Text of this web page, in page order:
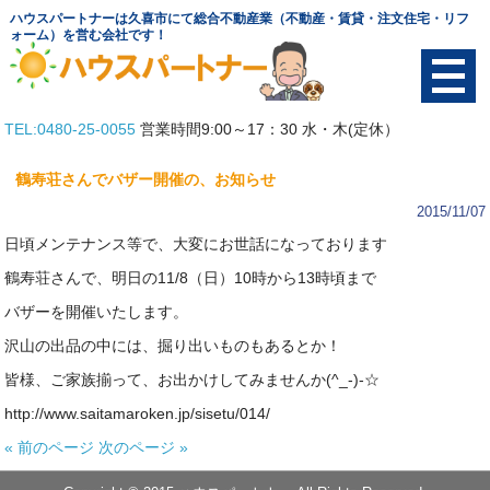
ハウスパートナーは久喜市にて総合不動産業（不動産・賃貸・注文住宅・リフ
ォーム）を営む会社です！
TEL:0480-25-0055 営業時間9:00～17：30 水・木(定休）
土地
賃貸
中古物件
テナント
会社概要
鶴寿荘さんでバザー開催の、お知らせ
2015/11/07
日頃メンテナンス等で、大変にお世話になっております
鶴寿荘さんで、明日の11/8（日）10時から13時頃まで
バザーを開催いたします。
沢山の出品の中には、掘り出いものもあるとか！
皆様、ご家族揃って、お出かけしてみませんか(^_-)-☆
http://www.saitamaroken.jp/sisetu/014/
« 前のページ 次のページ »